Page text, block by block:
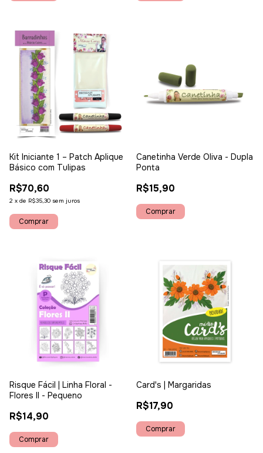
Kit Iniciante 1 – Patch Aplique
Básico com Tulipas
R$70,60
2 x de R$35,30 sem juros
Canetinha Verde Oliva - Dupla
Ponta
R$15,90
Risque Fácil | Linha Floral -
Flores II - Pequeno
R$14,90
Card's | Margaridas
R$17,90